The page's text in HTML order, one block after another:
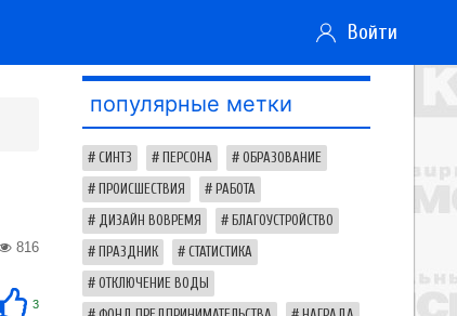
Войти
816
3
популярные метки
СИНТЗ ПЕРСОНА ОБРАЗОВАНИЕ
ПРОИСШЕСТВИЯ РАБОТА
ДИЗАЙН ВОВРЕМЯ БЛАГОУСТРОЙСТВО
ПРАЗДНИК СТАТИСТИКА
ОТКЛЮЧЕНИЕ ВОДЫ